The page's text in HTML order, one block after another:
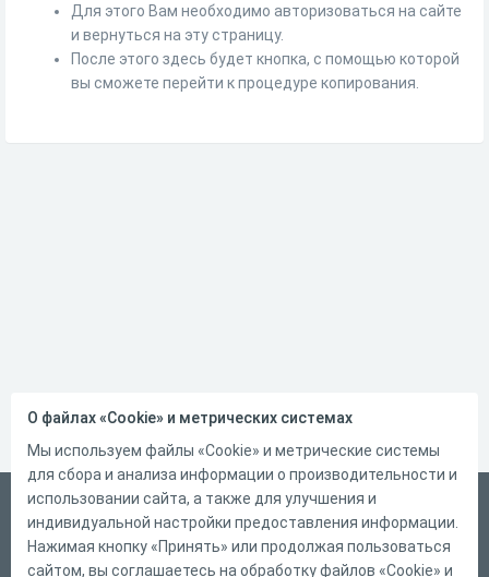
Для этого Вам необходимо авторизоваться на сайте
и вернуться на эту страницу.
После этого здесь будет кнопка, с помощью которой
вы сможете перейти к процедуре копирования.
Русский
Справка
О файлах «Cookie» и метрических системах
Мы используем файлы «Cookie» и метрические системы
для сбора и анализа информации о производительности и
использовании сайта, а также для улучшения и
индивидуальной настройки предоставления информации.
Нажимая кнопку «Принять» или продолжая пользоваться
сайтом, вы соглашаетесь на обработку файлов «Cookie» и